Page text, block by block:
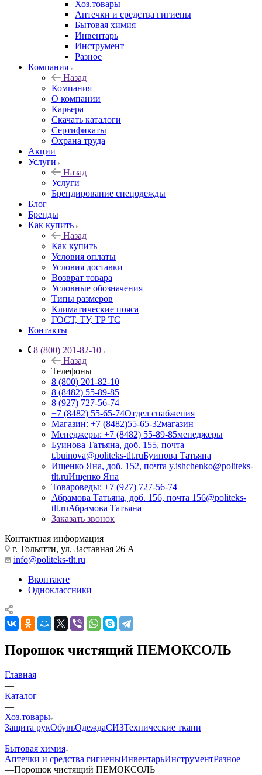
Хоз.товары
Аптечки и средства гигиены
Бытовая химия
Инвентарь
Инструмент
Разное
Компания
Назад
Компания
О компании
Карьера
Cкачать каталоги
Сертификаты
Охрана труда
Акции
Услуги
Назад
Услуги
Брендирование спецодежды
Блог
Бренды
Как купить
Назад
Как купить
Условия оплаты
Условия доставки
Возврат товара
Условные обозначения
Типы размеров
Климатические пояса
ГОСТ, ТУ, ТР ТС
Контакты
8 (800) 201-82-10
Назад
Телефоны
8 (800) 201-82-10
8 (8482) 55-89-85
8 (927) 727-56-74
+7 (8482) 55-65-74Отдел снабжения
Магазин: +7 (8482)55-65-32магазин
Менеджеры: +7 (8482) 55-89-85менеджеры
Буинова Татьяна, доб. 155, почта
t.buinova@politeks-tlt.ruБуинова Татьяна
Ищенко Яна, доб. 152, почта y.ishchenko@politeks-
tlt.ruИщенко Яна
Товароведы: +7 (927) 727-56-74
Абрамова Татьяна, доб. 156, почта 156@politeks-
tlt.ruАбрамова Татьяна
Заказать звонок
Контактная информация
г. Тольятти, ул. Заставная 26 А
info@politeks-tlt.ru
Вконтакте
Одноклассники
Порошок чистящий ПЕМОКСОЛЬ
Главная
—
Каталог
—
Хоз.товары
Защита рукОбувьОдеждаСИЗТехнические ткани
—
Бытовая химия
Аптечки и средства гигиеныИнвентарьИнструментРазное
—Порошок чистящий ПЕМОКСОЛЬ